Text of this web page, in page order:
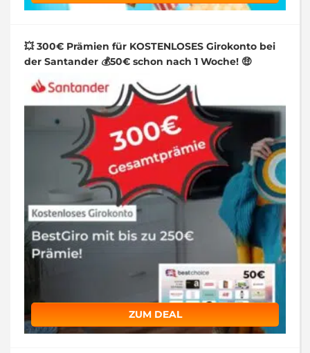
💥 300€ Prämien für KOSTENLOSES Girokonto bei
der Santander 💰50€ schon nach 1 Woche! 🤑
ZUM DEAL